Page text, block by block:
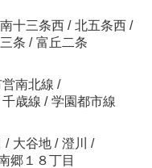
南十三条西 / 北五条西 /
条 / 富丘二条
南北線 /
千歳線 / 学園都市線
/ 大谷地 / 澄川
/
郷１８丁目